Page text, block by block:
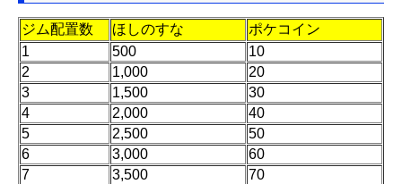
ジム配置数 ほしのすな
ポケコイン
1
500
10
2
1,000
20
3
1,500
30
4
2,000
40
5
2,500
50
6
3,000
60
7
3,500
70